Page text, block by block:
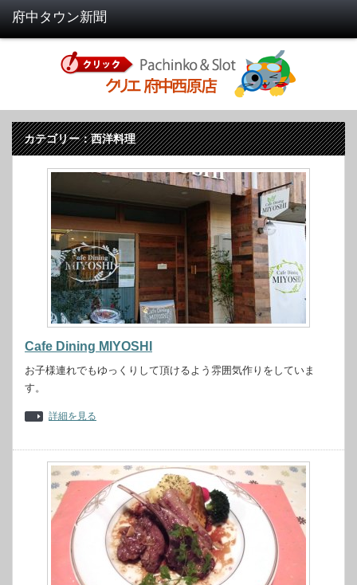
カテゴリー：西洋料理
Cafe Dining MIYOSHI
お子様連れでもゆっくりして頂けるよう雰囲気作りをしていま
す。
詳細を見る